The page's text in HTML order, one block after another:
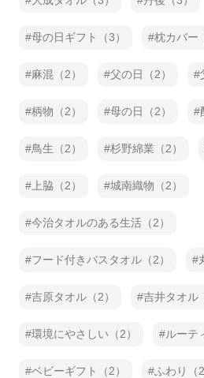
母の日ギフト（3） 枕カバー
麻混（2） 父の日（2）
柄物（2） 母の日（2）
鳥生（2） 杉野綿業（2）
上脇（2） 城南織物（2）
今治タオルのある生活（2）
フード付きバスタオル（2）
吉原タオル（2） 吉井タオル
環境にやさしい（2） ルーテ
ベビーギフト（2） ふわり（2